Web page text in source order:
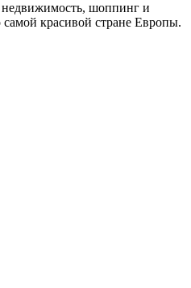
шоппинг и
красивой стране Европы.